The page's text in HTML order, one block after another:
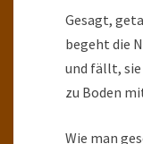
Gesagt,
begeht die
und fällt, sie
zu Boden
Wie man